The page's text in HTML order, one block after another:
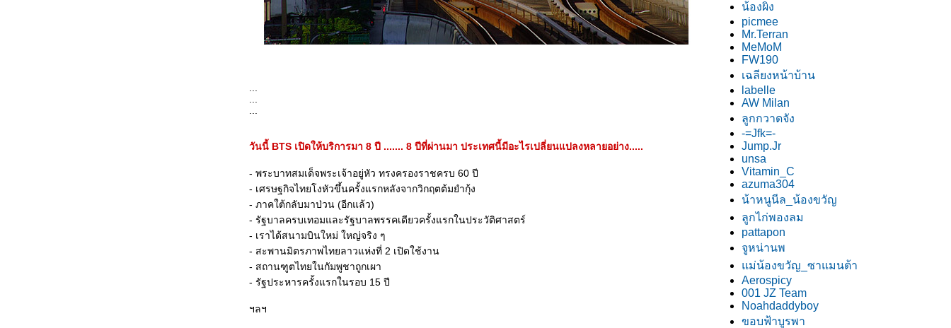
วันนี้ BTS เปิดให้บริการมา 8 ปี ....... 8 ปีที่ผ่านมา ประเทศนี้มีอะไรเปลี่ยนแปลงหลายอย่าง.....
- พระบาทสมเด็จพระเจ้าอยู่หัว ทรงครองราชครบ 60 ปี
- เศรษฐกิจไทยโงหัวขึ้นครั้งแรกหลังจากวิกฤตต้มยำกุ้ง
- ภาคใต้กลับมาป่วน (อีกแล้ว)
- รัฐบาลครบเทอมและรัฐบาลพรรคเดียวครั้งแรกในประวัติศาสตร์
- เราได้สนามบินใหม่ ใหญ่จริง ๆ
- สะพานมิตรภาพไทยลาวแห่งที่ 2 เปิดใช้งาน
- สถานฑูตไทยในกัมพูชาถูกเผา
- รัฐประหารครั้งแรกในรอบ 15 ปี
ฯลฯ
น้องผิง
picmee
Mr.Terran
MeMoM
FW190
เฉลียงหน้าบ้าน
labelle
AW Milan
ลูกกวาดจัง
-=Jfk=-
Jump.Jr
unsa
Vitamin_C
azuma304
น้าหนูนีล_น้องขวัญ
ลูกไก่พองลม
pattapon
จูหน่านพ
ม่น้องขวัญ_ซาแมนต้า
Aerospicy
001 JZ Team
Noahdaddyboy
ขอบฟ้าบูรพา